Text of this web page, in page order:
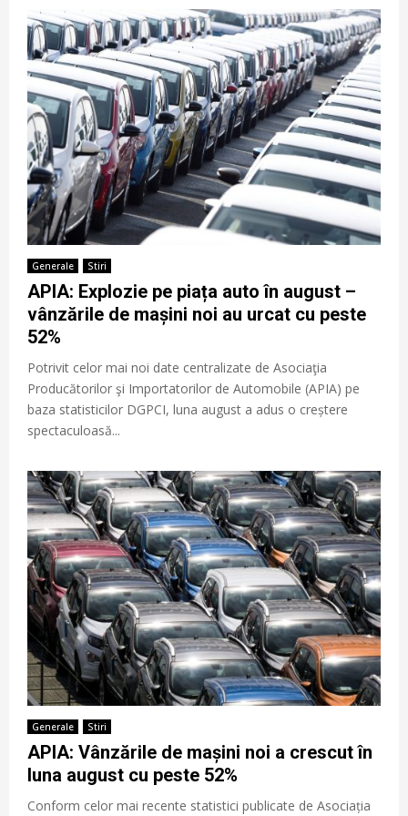
Generale Stiri
APIA: Explozie pe piața auto în august –
vânzările de mașini noi au urcat cu peste
52%
Potrivit celor mai noi date centralizate de Asociaţia
Producătorilor şi Importatorilor de Automobile (APIA) pe
baza statisticilor DGPCI, luna august a adus o creștere
spectaculoasă...
Generale Stiri
APIA: Vânzările de mașini noi a crescut în
luna august cu peste 52%
Conform celor mai recente statistici publicate de Asociația